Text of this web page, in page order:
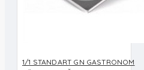
1/1 STANDART GN GASTRONOM